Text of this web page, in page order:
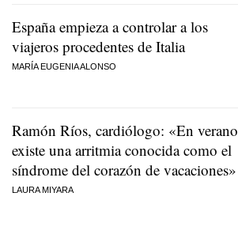
España empieza a controlar a los
viajeros procedentes de Italia
MARÍA EUGENIA ALONSO
Ramón Ríos, cardiólogo: «En verano
existe una arritmia conocida como el
síndrome del corazón de vacaciones»
LAURA MIYARA